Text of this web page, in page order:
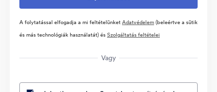
A folytatással elfogadja a mi feltételünketAdatvédelem(beleértve a sütik
és más technológiák használatát) ésSzolgáltatás feltételei
Vagy